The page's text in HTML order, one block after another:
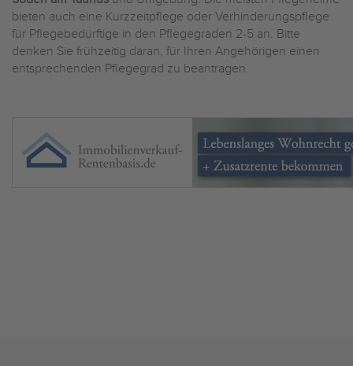
bieten auch eine Kurzzeitpflege oder Verhinderungspflege
für Pflegebedürftige in den Pflegegraden 2-5 an. Bitte
denken Sie frühzeitig daran, für Ihren Angehörigen einen
entsprechenden Pflegegrad zu beantragen.